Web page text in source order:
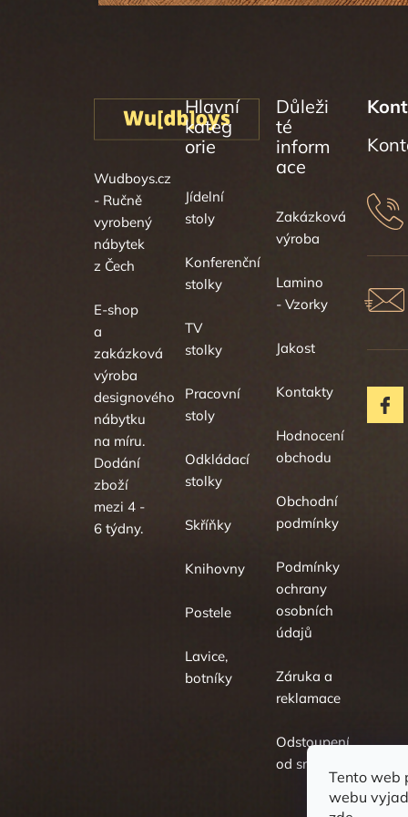
Tento web
webu
Wudboys.cz
- Ručně
vyrobený
nábytek
z Čech
E-shop
a
zakázková
výroba
designového
nábytku
na míru.
Dodání
zboží
mezi 4 -
6 týdny.
Hlavní
kateg
orie
Jídelní
stoly
Konferenční
stolky
TV
stolky
Pracovní
stoly
Odkládací
stolky
Skříňky
Knihovny
Postele
Lavice,
botníky
Důleži
té
inform
ace
Zakázková
výroba
Lamino
- Vzorky
Jakost
Kontakty
Hodnocení
obchodu
Obchodní
podmínky
Podmínky
ochrany
osobních
údajů
Záruka a
reklamace
Odstoupení
od smlouvy